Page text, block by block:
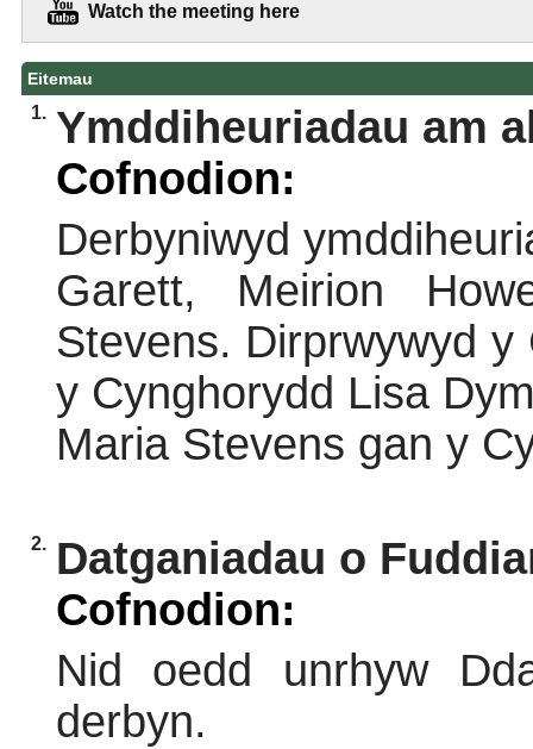
Watch the meeting here
Eitemau
1. Ymddiheuriadau am
Cofnodion:
Derbyniwyd
Garett, Meirion
Stevens. Dirprwywyd
y Cynghorydd Lisa
Maria Stevens gan y
2.
Datganiadau o
Cofnodion:
Nid oedd unrhyw
derbyn.